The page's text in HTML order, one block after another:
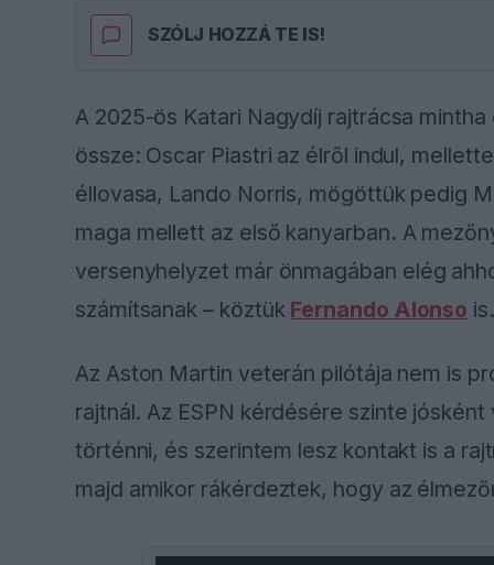
SZÓLJ HOZZÁ TE IS!
A 2025-ös Katari Nagydíj rajtrácsa
össze: Oscar Piastri az élről indul,
éllovasa, Lando Norris, mögöttük pedig
maga mellett az első kanyarban. A
versenyhelyzet már önmagában elég
számítsanak – köztük Fernando Alonso is.
Az Aston Martin veterán pilótája nem is
rajtnál. Az ESPN kérdésére szinte
történni, és szerintem lesz kontakt is a
majd amikor rákérdeztek, hogy az